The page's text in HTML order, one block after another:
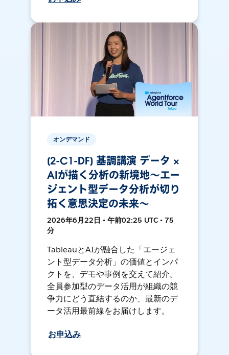
オンデマンド
[2-C1-DF] 基調講演 データ ×
AIが描く分析の新境地〜エー
ジェント型データ分析が切り
拓く意思決定の未来〜
2026年6月22日 • 午前02:25 UTC • 75
分
TableauとAIが融合した「エージェ
ント型データ分析」の価値とインパ
クトを、デモや事例を交えて紹介。
全員参加型のデータ活用が組織の競
争力にどう直結するのか、最新のデ
ータ活用最前線をお届けします。
お申込み